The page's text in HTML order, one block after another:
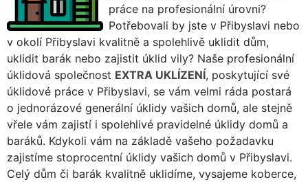
práce na profesionální úrovni?
Potřebovali by jste v Přibyslavi nebo
v okolí Přibyslavi kvalitně a spolehlivě uklidit dům,
uklidit barák nebo zajistit úklid vily? Naše profesionální
úklidová společnost EXTRA UKLÍZENÍ, poskytující své
úklidové práce v Přibyslavi, se vám velmi ráda postará
o jednorázové generální úklidy vašich domů, ale stejně
vřele vám zajistí i spolehlivé pravidelné úklidy domů a
baráků. Kdykoli vám na základě vašeho požadavku
zajistíme stoprocentní úklidy vašich domů v Přibyslavi.
Celý dům či barák kvalitně uklidíme, vysajeme koberce,